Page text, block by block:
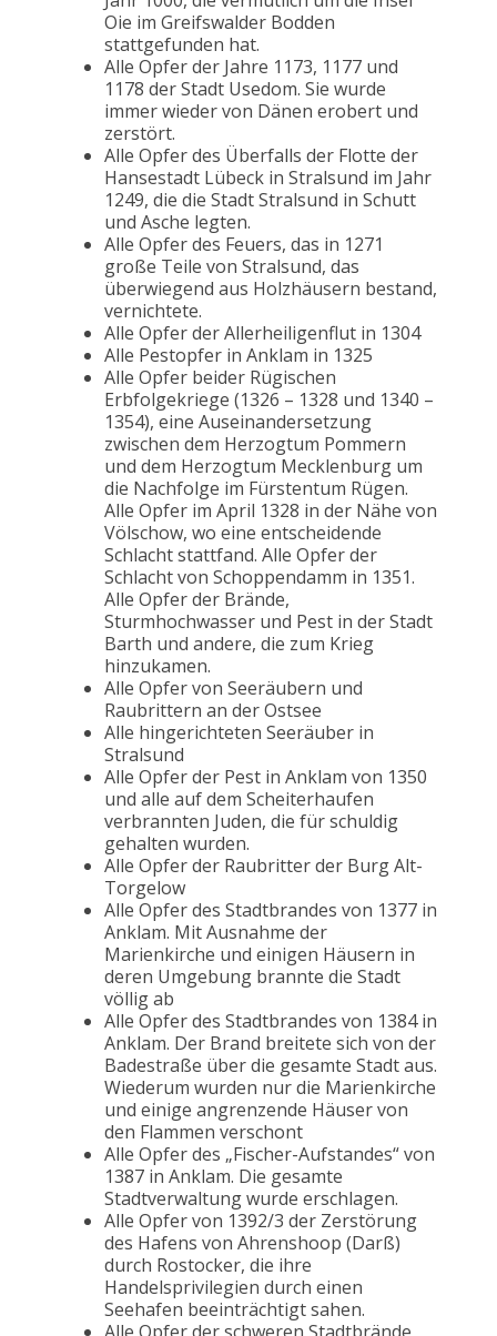
Oie im Greifswalder Bodden
stattgefunden hat.
Alle Opfer der Jahre 1173, 1177 und
1178 der Stadt Usedom. Sie wurde
immer wieder von Dänen erobert und
zerstört.
Alle Opfer des Überfalls der Flotte der
Hansestadt Lübeck in Stralsund im Jahr
1249, die die Stadt Stralsund in Schutt
und Asche legten.
Alle Opfer des Feuers, das in 1271
große Teile von Stralsund, das
überwiegend aus Holzhäusern bestand,
vernichtete.
Alle Opfer der Allerheiligenflut in 1304
Alle Pestopfer in Anklam in 1325
Alle Opfer beider Rügischen
Erbfolgekriege (1326 – 1328 und 1340 –
1354), eine Auseinandersetzung
zwischen dem Herzogtum Pommern
und dem Herzogtum Mecklenburg um
die Nachfolge im Fürstentum Rügen.
Alle Opfer im April 1328 in der Nähe von
Völschow, wo eine entscheidende
Schlacht stattfand. Alle Opfer der
Schlacht von Schoppendamm in 1351.
Alle Opfer der Brände,
Sturmhochwasser und Pest in der Stadt
Barth und andere, die zum Krieg
hinzukamen.
Alle Opfer von Seeräubern und
Raubrittern an der Ostsee
Alle hingerichteten Seeräuber in
Stralsund
Alle Opfer der Pest in Anklam von 1350
und alle auf dem Scheiterhaufen
verbrannten Juden, die für schuldig
gehalten wurden.
Alle Opfer der Raubritter der Burg Alt-
Torgelow
Alle Opfer des Stadtbrandes von 1377 in
Anklam. Mit Ausnahme der
Marienkirche und einigen Häusern in
deren Umgebung brannte die Stadt
völlig ab
Alle Opfer des Stadtbrandes von 1384 in
Anklam. Der Brand breitete sich von der
Badestraße über die gesamte Stadt aus.
Wiederum wurden nur die Marienkirche
und einige angrenzende Häuser von
den Flammen verschont
Alle Opfer des „Fischer-Aufstandes“ von
1387 in Anklam. Die gesamte
Stadtverwaltung wurde erschlagen.
Alle Opfer von 1392/3 der Zerstörung
des Hafens von Ahrenshoop (Darß)
durch Rostocker, die ihre
Handelsprivilegien durch einen
Seehafen beeinträchtigt sahen.